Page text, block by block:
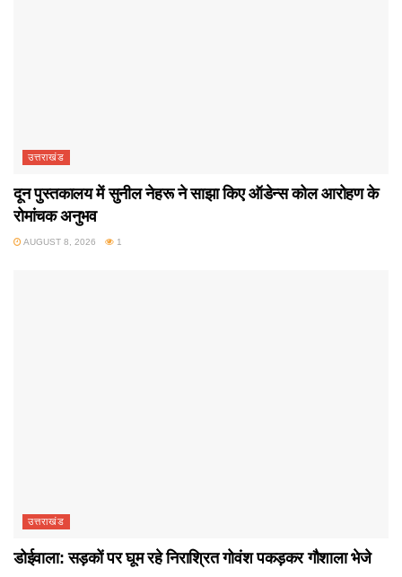
उत्तराखंड
दून पुस्तकालय में सुनील नेहरू ने साझा किए ऑडेन्स कोल आरोहण के
रोमांचक अनुभव
AUGUST 8, 2026 1
उत्तराखंड
डोईवाला: सड़कों पर घूम रहे निराश्रित गोवंश पकड़कर गौशाला भेजे